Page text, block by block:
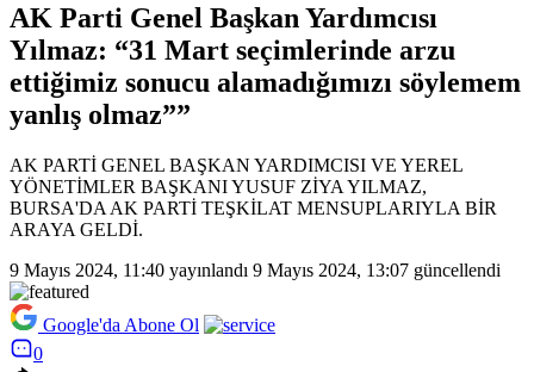
AK Parti Genel Başkan Yardımcısı
Yılmaz: “31 Mart seçimlerinde arzu
ettiğimiz sonucu alamadığımızı söylemem
yanlış olmaz””
AK PARTİ GENEL BAŞKAN YARDIMCISI VE YEREL
YÖNETİMLER BAŞKANI YUSUF ZİYA YILMAZ,
BURSA'DA AK PARTİ TEŞKİLAT MENSUPLARIYLA BİR
ARAYA GELDİ.
9 Mayıs 2024, 11:40 yayınlandı 9 Mayıs 2024, 13:07 güncellendi
Google'da Abone Ol
0